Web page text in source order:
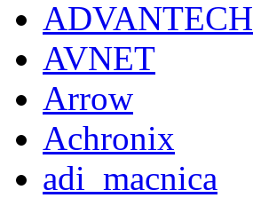
ADVANTECH
AVNET
Arrow
Achronix
adi_macnica